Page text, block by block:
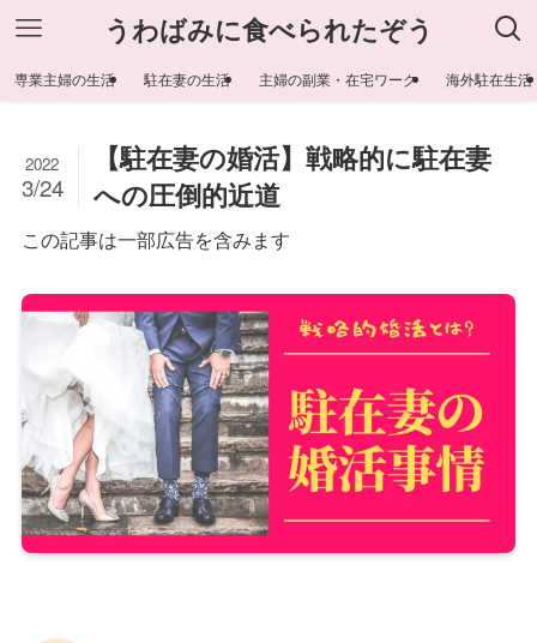
うわばみに食べられたぞう
専業主婦の生活 駐在妻の生活 主婦の副業・在宅ワーク 海外駐在生活
【駐在妻の婚活】戦略的に駐在妻
への圧倒的近道
2022
3/24
この記事は一部広告を含みます